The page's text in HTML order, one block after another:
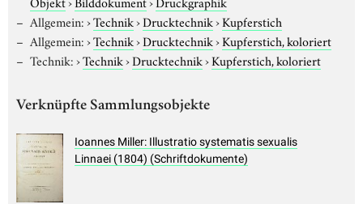
Allgemein:›Technik›Drucktechnik›Kupferstich
Allgemein:›Technik›Drucktechnik›Kupferstich, koloriert
Technik:›Technik›Drucktechnik›Kupferstich, koloriert
Verknüpfte Sammlungsobjekte
Ioannes Miller: Illustratio systematis sexualis
Linnaei (1804) (Schriftdokumente)